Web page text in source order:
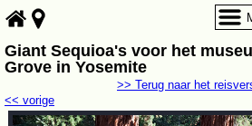
Giant Sequioa's voor het
Grove in Yosemite
<< vorige
>> Terug naar het